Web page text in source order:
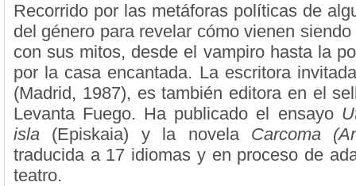
Recorrido por las metáforas políticas de
del género para revelar cómo vienen
con sus mitos, desde el vampiro hasta la
por la casa encantada. La escritora
(Madrid, 1987), es también editora en el
Levanta Fuego. Ha publicado el ensayo
isla (Episkaia) y la novela Carcoma
traducida a 17 idiomas y en proceso de
teatro.